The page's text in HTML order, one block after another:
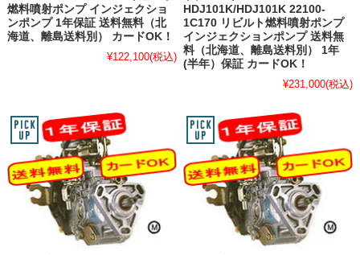
燃料噴射ポンプ インジェクショ
ンポンプ 1年保証 送料無料（北
海道、離島送料別） カードOK！
¥122,100(税込)
HDJ101K/HDJ101K 22100-
1C170 リビルト燃料噴射ポンプ
インジェクションポンプ 送料無
料（北海道、離島送料別） 1年
(半年）保証 カードOK！
¥231,000(税込)